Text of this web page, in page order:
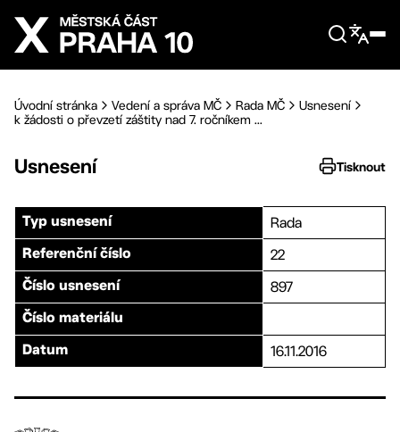
Přejít na hlavní obsah
Úvodní stránka Vedení a správa MČ Rada MČ
Usnesení
k žádosti o převzetí záštity nad 7. ročníkem ...
Usnesení Tisknout
Typ usnesení Rada
Referenční číslo 22
Číslo usnesení 897
Číslo materiálu
Datum 16.11.2016